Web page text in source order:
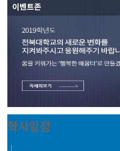
이벤트존
학사일정